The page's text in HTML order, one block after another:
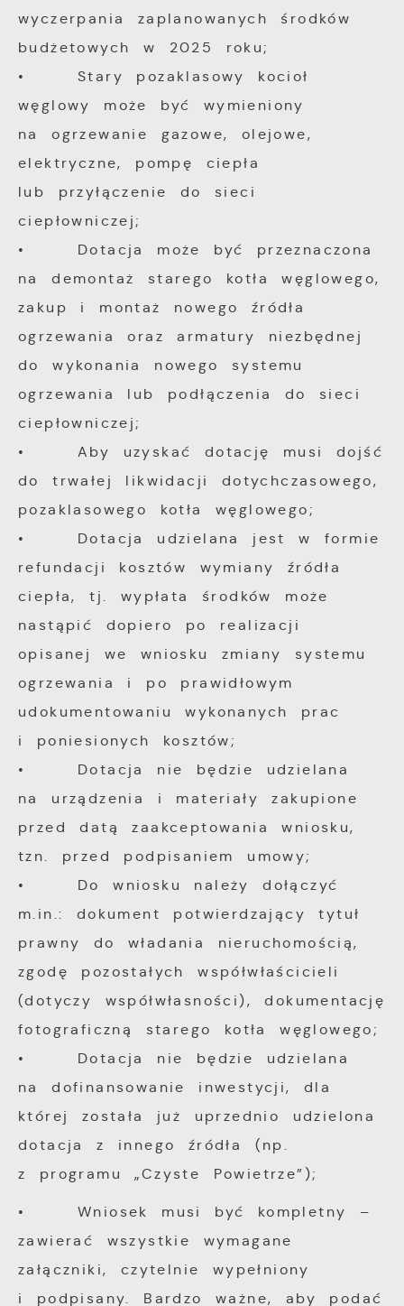
wyczerpania zaplanowanych środków
budżetowych w 2025 roku;
• Stary pozaklasowy kocioł
węglowy może być wymieniony
na ogrzewanie gazowe, olejowe,
elektryczne, pompę ciepła
lub przyłączenie do sieci
ciepłowniczej;
• Dotacja może być przeznaczona
na demontaż starego kotła węglowego,
zakup i montaż nowego źródła
ogrzewania oraz armatury niezbędnej
do wykonania nowego systemu
ogrzewania lub podłączenia do sieci
ciepłowniczej;
• Aby uzyskać dotację musi dojść
do trwałej likwidacji dotychczasowego,
pozaklasowego kotła węglowego;
• Dotacja udzielana jest w formie
refundacji kosztów wymiany źródła
ciepła, tj. wypłata środków może
nastąpić dopiero po realizacji
opisanej we wniosku zmiany systemu
ogrzewania i po prawidłowym
udokumentowaniu wykonanych prac
i poniesionych kosztów;
• Dotacja nie będzie udzielana
na urządzenia i materiały zakupione
przed datą zaakceptowania wniosku,
tzn. przed podpisaniem umowy;
• Do wniosku należy dołączyć
m.in.: dokument potwierdzający tytuł
prawny do władania nieruchomością,
zgodę pozostałych współwłaścicieli
(dotyczy współwłasności), dokumentację
fotograficzną starego kotła węglowego;
• Dotacja nie będzie udzielana
na dofinansowanie inwestycji, dla
której została już uprzednio udzielona
dotacja z innego źródła (np.
z programu „Czyste Powietrze”);
• Wniosek musi być kompletny –
zawierać wszystkie wymagane
załączniki, czytelnie wypełniony
i podpisany. Bardzo ważne, aby podać